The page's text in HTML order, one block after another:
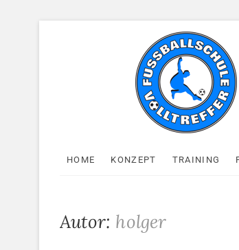
HOME KONZEPT TRAINING
Autor: holger